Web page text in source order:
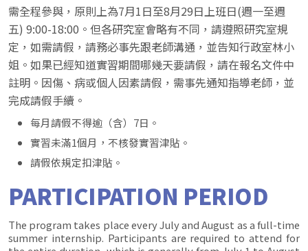
需全程參與，原則上為7月1日至8月29日上班日(週一至週
五) 9:00-18:00。但各研究室會略有不同，請遵照研究室規
定，如需請假，請務必事先跟老師溝通，並告知行政室林小
姐。如果已經知道實習期間哪幾天要請假，請在報名文件中
註明。因傷、病或個人因素請假，需事先通知指導老師，並
完成請假手續。
每月請假不得逾（含）7日。
實習未滿1個月，不核發實習津貼。
請假依規定扣津貼。
PARTICIPATION PERIOD
The program takes place every July and August as a full-time
summer internship. Participants are required to attend for